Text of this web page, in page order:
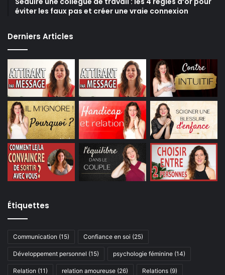
éviter les faux pas et créer une vraie connexion
Derniers Articles
Étiquettes
Communication (15) Confiance en soi (25)
Développement personnel (15) psychologie féminine (14)
Relation (11) relation amoureuse (26) Relations (9)